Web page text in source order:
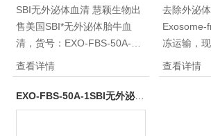
SBI无外泌体血清 慧颖生物出
售美国SBI*无外泌体胎牛血
清，货号：EXO-FBS-50A-1
50ml 规格，-20°C储存和运
输，品质确保，*，实验顺
利。
查看详情
去除外泌
Exosome-
冻运输，
的品牌，
您的订购！
查看详情
EXO-FBS-50A-1SBI无外泌体胎牛血清